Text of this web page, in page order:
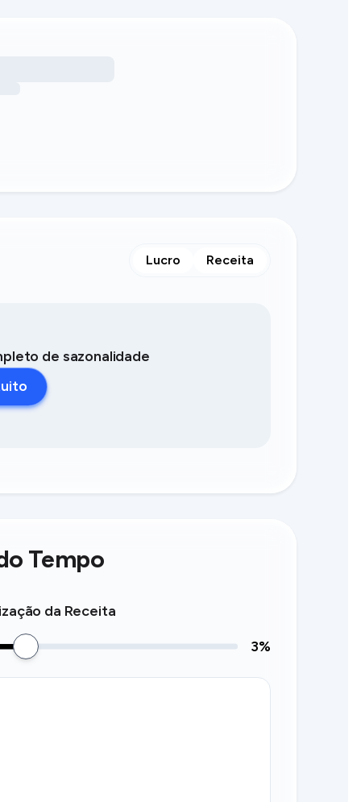
Lucro Receita
de sazonalidade
Tempo
da Receita
3%